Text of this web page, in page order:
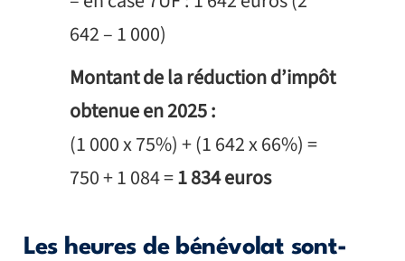
642 – 1 000)
Montant de la réduction d’impôt
obtenue en 2025 :
(1 000 x 75%) + (1 642 x 66%) =
750 + 1 084 =1 834 euros
Les heures de bénévolat sont-